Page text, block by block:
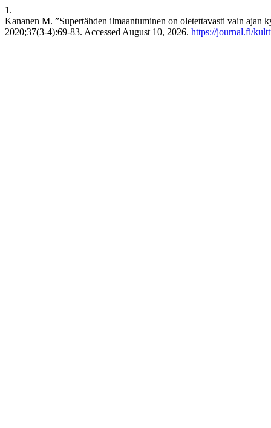
1.
Kananen M. ”Supertähden ilmaantuminen on oletettavasti vain
2020;37(3-4):69-83. Accessed August 10, 2026. https://journal.fi/